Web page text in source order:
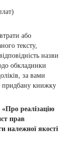
або
тексту,
назви
обкладинки
за вами
придбану книжку
«Про реалізацію
прав
належної якості